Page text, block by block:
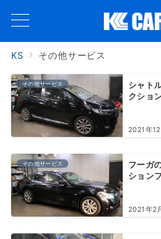
KS その他サービス
その他サービス
シャト
クショ
2021年
その他サービス
フーガ
ション
2021年2